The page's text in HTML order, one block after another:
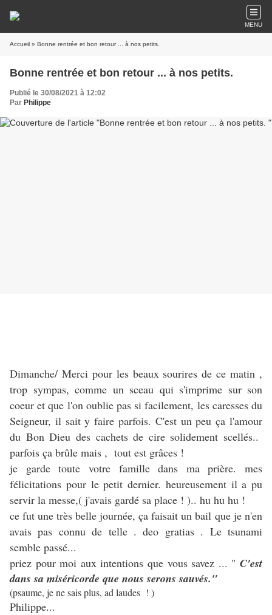
MENU
Accueil » Bonne rentrée et bon retour ... à nos petits.
Bonne rentrée et bon retour ... à nos petits.
Publié le 30/08/2021 à 12:02
Par Philippe
Dimanche/ Merci pour les beaux sourires de ce matin ,
trop sympas, comme un sceau qui s'imprime sur son
coeur et que l'on oublie pas si facilement, les caresses du
Seigneur, il sait y faire parfois. C'est un peu ça l'amour
du Bon Dieu des cachets de cire solidement scellés..
parfois ça brûle mais , tout est grâces !
je garde toute votre famille dans ma prière. mes
félicitations pour le petit dernier. heureusement il a pu
servir la messe,( j'avais gardé sa place ! ).. hu hu hu !
ce fut une très belle journée, ça faisait un bail que je n'en
avais pas connu de telle . deo gratias . Le tsunami
semble passé...
priez pour moi aux intentions que vous savez ... " C'est
dans sa miséricorde que nous serons sauvés."
(psaume, je ne sais plus, ad laudes ! )
Philippe...